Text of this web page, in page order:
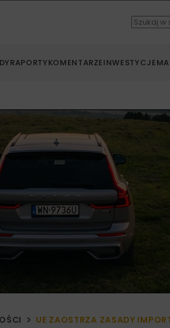
RAPORTYKOMENTARZEINWESTYCJE
UE ZAOSTRZA ZASADY